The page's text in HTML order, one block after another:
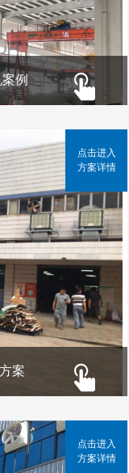
例
案
点击进入
方案详情
点击进入
方案详情